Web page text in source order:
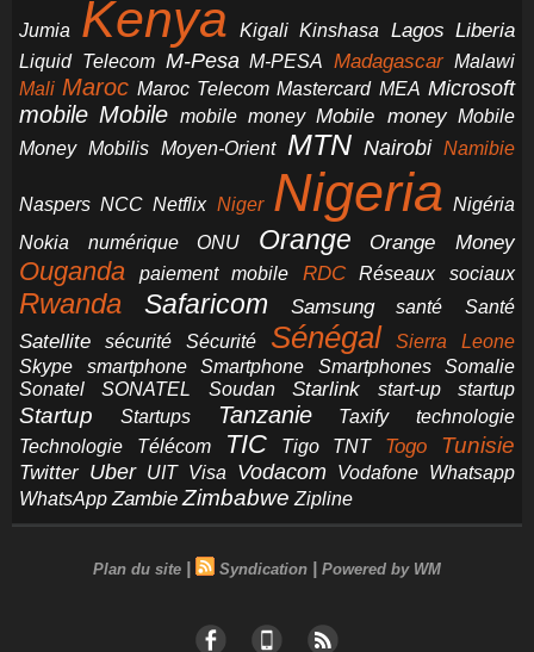
Jumia Kenya Kigali Kinshasa Lagos Liberia
Liquid Telecom M-Pesa M-PESA Madagascar Malawi
Mali Maroc Maroc Telecom Mastercard MEA Microsoft
mobile Mobile mobile money Mobile money Mobile
Money Mobilis Moyen-Orient MTN Nairobi Namibie
Naspers NCC Netflix Niger Nigeria Nigéria
Nokia
numérique ONU Orange Orange Money
Ouganda paiement mobile RDC Réseaux sociaux
Rwanda Safaricom Samsung santé Santé
Satellite sécurité Sécurité Sénégal
Sierra Leone
Skype
smartphone Smartphone Smartphones
Somalie
Sonatel
SONATEL Soudan Starlink start-up startup
Startup Startups Tanzanie Taxify
technologie
Technologie
Télécom TIC Tigo TNT Togo Tunisie
Twitter Uber UIT Visa Vodacom Vodafone Whatsapp
WhatsApp Zambie Zimbabwe Zipline
Plan du site | Syndication | Powered by WM